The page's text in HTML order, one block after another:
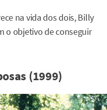
na vida dos dois, Billy
o objetivo de conseguir
(1999)